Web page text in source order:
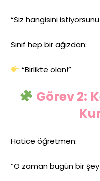
“Siz hangisini
Sınıf hep bir ağızdan:
“Birlikte olan!”
Görev 2:
Hatice öğretmen:
“O zaman bugün bir